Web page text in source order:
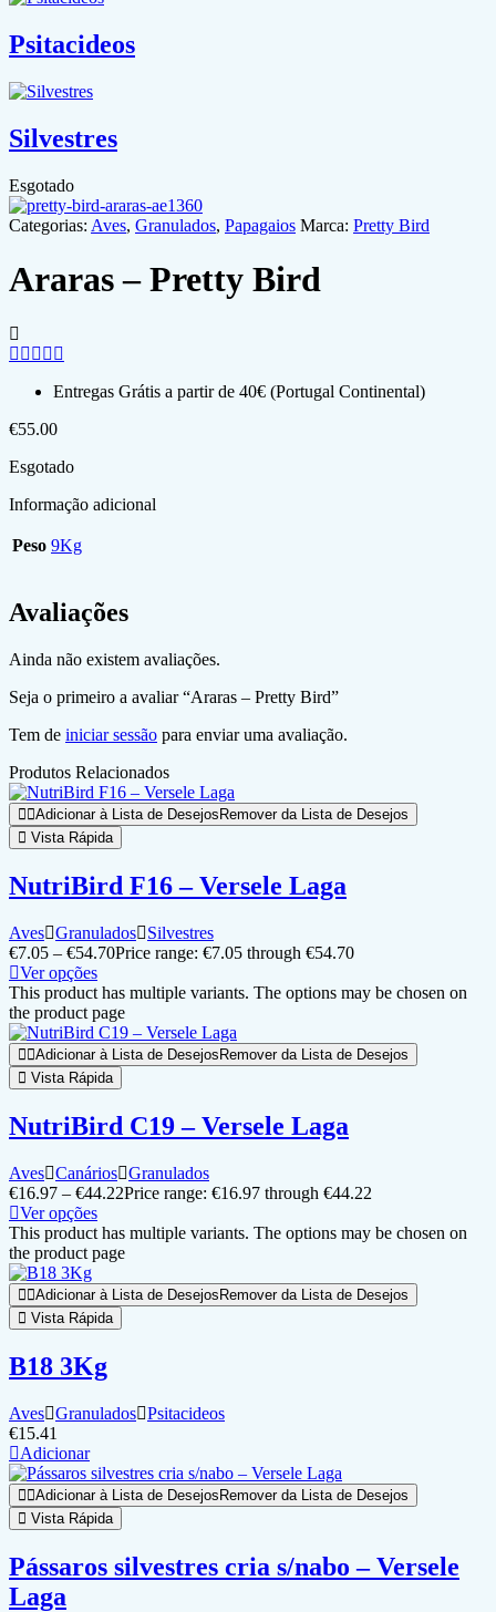
Psitacideos
Silvestres
Esgotado
Categorias: Aves, Granulados, Papagaios Marca: Pretty Bird
Araras – Pretty Bird
Entregas Grátis a partir de 40€ (Portugal Continental)
€55.00
Esgotado
Informação adicional
Peso 9Kg
Avaliações
Ainda não existem avaliações.
Seja o primeiro a avaliar “Araras – Pretty Bird”
Tem de iniciar sessão para enviar uma avaliação.
Produtos Relacionados
Adicionar à Lista de Desejos Remover da Lista de Desejos
Vista Rápida
NutriBird F16 – Versele Laga
Aves Granulados
Silvestres
€7.05 – €54.70Price range: €7.05 through €54.70
Ver opções
This product has multiple variants. The options may be chosen on
the product page
Adicionar à Lista de Desejos Remover da Lista de Desejos
Vista Rápida
NutriBird C19 – Versele Laga
Aves Canários Granulados
€16.97 – €44.22Price range: €16.97 through €44.22
Ver opções
This product has multiple variants. The options may be chosen on
the product page
Adicionar à Lista de Desejos Remover da Lista de Desejos
Vista Rápida
B18 3Kg
Aves Granulados Psitacideos
€15.41
Adicionar
Adicionar à Lista de Desejos Remover da Lista de Desejos
Vista Rápida
Pássaros silvestres cria s/nabo – Versele
Laga